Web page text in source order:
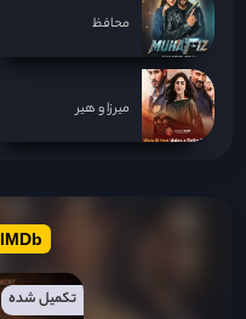
محافظ
میرزا و هیر
IMDb
تکمیل شده